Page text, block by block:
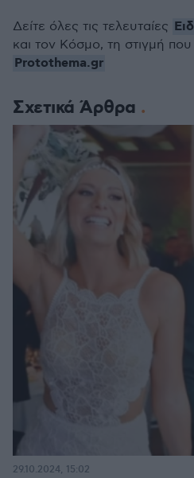
Σχετικά Άρθρα
29.10.2024, 15:02
Δείτε όλες τις τελευταίες
και τον Κόσμο, τη στιγμή
Protothema.gr